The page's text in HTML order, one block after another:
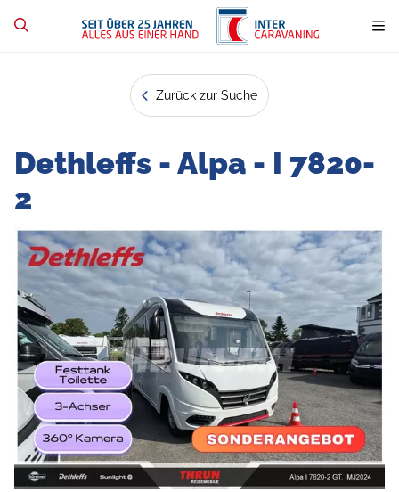
Zurück zur Suche
Dethleffs - Alpa - I 7820-
2